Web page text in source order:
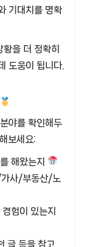
기대치를 명확
을 더 정확히
도움이 됩니다.
야를 확인해두
보세요:
해왔는지
사/부동산/노
험이 있는지
글 등을 참고